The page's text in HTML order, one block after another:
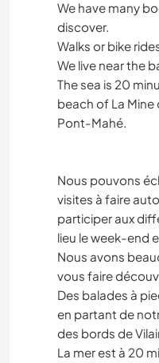
We have many
discover.
Walks or bike
We live near the
The sea is 20
beach of La
Pont-Mahé.
Nous pouvons
visites à faire
participer aux
lieu le week-end
Nous avons
vous faire
Des balades à
en partant de
des bords de
La mer est à 20